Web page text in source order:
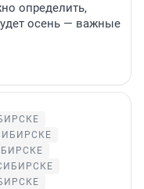
определить,
осень — важные